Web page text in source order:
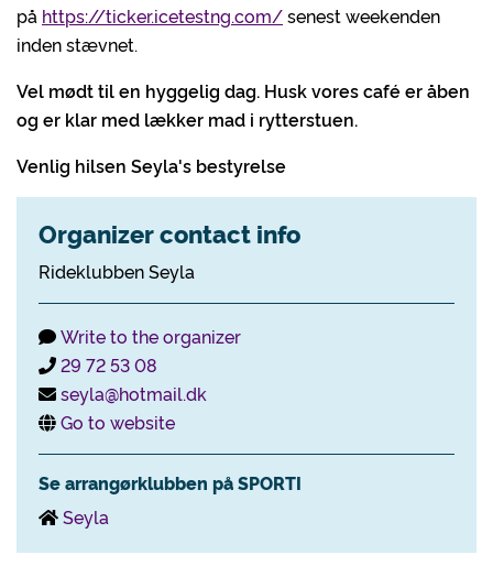
på https://ticker.icetestng.com/senest weekenden
inden stævnet.
Vel mødt til en hyggelig dag. Husk vores café er åben
og er klar med lækker mad i rytterstuen.
Venlig hilsen Seyla's bestyrelse
Organizer contact info
Rideklubben Seyla
Write to the organizer
29 72 53 08
seyla@hotmail.dk
Go to website
Se arrangørklubben på SPORTI
Seyla